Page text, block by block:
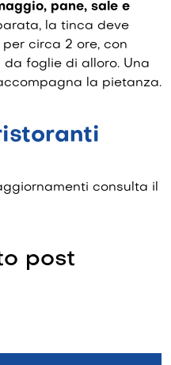
pane, sale e
la tinca deve
circa 2 ore, con
foglie di alloro. Una
la pietanza.
consulta il
post